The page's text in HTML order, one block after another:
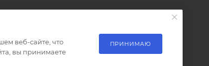
веб-сайте, что
вы принимаете
ПРИНИМАЮ